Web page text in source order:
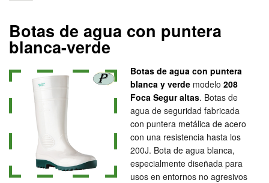
Botas de agua con puntera
blanca-verde
Botas de agua con puntera
blanca y verde modelo 208
Foca Segur altas. Botas de
agua de seguridad fabricada
con puntera metálica de acero
con una resistencia hasta los
200J. Bota de agua blanca,
especialmente diseñada para
usos en entornos no agresivos